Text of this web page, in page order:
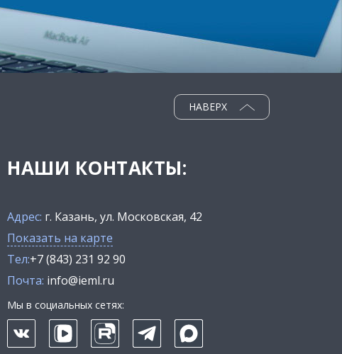
НАВЕРХ
НАШИ КОНТАКТЫ:
Адрес: г. Казань, ул. Московская, 42
Показать на карте
Тел:+7 (843) 231 92 90
Почта: info@ieml.ru
Мы в социальных сетях: